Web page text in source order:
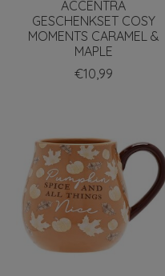
ACCENTRA
GESCHENKSET COSY
MOMENTS CARAMEL &
MAPLE
€10,99